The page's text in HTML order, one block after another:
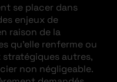
se placer dans
enjeux de
raison de la
qu’elle renferme ou
stratégiques autres,
non négligeable.